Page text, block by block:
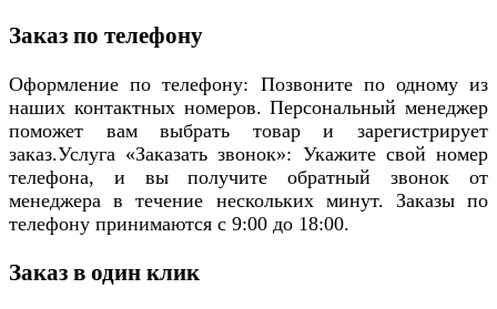
Заказ по телефону
Оформление по телефону: Позвоните по одному из
наших контактных номеров. Персональный менеджер
поможет вам выбрать товар и зарегистрирует
заказ.Услуга «Заказать звонок»: Укажите свой номер
телефона, и вы получите обратный звонок от
менеджера в течение нескольких минут. Заказы по
телефону принимаются с 9:00 до 18:00.
Заказ в один клик